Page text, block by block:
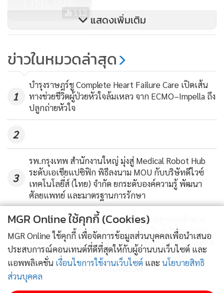
แอลฟา เบตาเอ เบตาบี เบตาซี และเบตาดี พบว่า มีความคล้าย
โคโรนาไวรัสที่ก่อโรคซาร์สในค้างคาว 82-90% และทางการจีน
นำมาเทียบกันก็พบว่าตรงกัน 100%
112
1,725
พบป่วยจากอู่ฮั่นแล้ว 7 ราย ระบบคัด
พันธุ์ใหม่ รอจีนประกาศชื่อ
แสดงเพิ่มเติม
ข่าวในหมวดล่าสุด
1
บำรุงราษฎร์ชู Complete Heart Failure Care เปิดเส้น
ทางช่วยชีวิตผู้ป่วยหัวใจล้มเหลว จาก ECMO–Impella ถึง
ปลูกถ่ายหัวใจ
2
3
รพ.กรุงเทพ สำนักงานใหญ่ มุ่งสู่ Medical Robot Hub
ระดับเอเชียแปซิฟิก พิธีลงนาม MOU กับบริษัทดีไวซ์
เทคโนโลยี่ส์ (ไทย) จำกัด ยกระดับองค์ความรู้ พัฒนา
ศัลยแพทย์ และมาตรฐานการรักษา
4
รพ.กรุงเทพอินเตอร์เนชั่นแนล รุกขยายฐานลูกค้าต่าง
ชาติ Expat โตกว่า 20% ตอกย้ำการเป็นผู้นำรพ.เฉพาะ
ทางเพื่อกระดูกและสมองระดับเอเชียแปซิฟิก เป็นปีที่ 4
ข่าวอื่นในหมวด
MGR Online ใช้คุกกี้ (Cookies)
MGR Online ใช้คุกกี้ เพื่อจัดการข้อมูลส่วนบุคคลเพื่อนำเสนอ
ประสบการณ์คอนเทนต์ที่ดีที่สุดให้กับผู้อ่านบนเว็บไซต์ และ
แอพพลิเคชั่น เงื่อนไขการใช้งานเว็บไซต์ และ นโยบายสิทธิ
ส่วนบุคคล